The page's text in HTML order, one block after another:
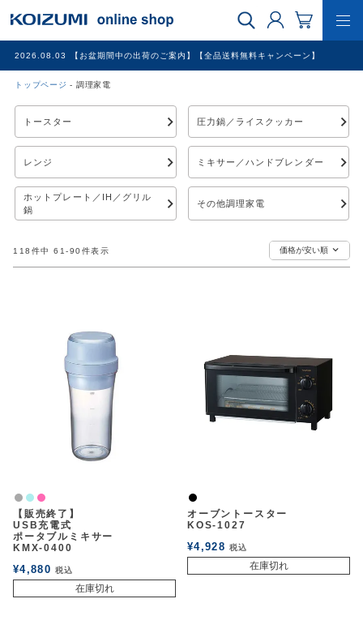
2026.08.03 【お盆期間中の出荷のご案内】【全品送料無料キャンペーン】
トップページ 調理家電
理美容家電
調理家電
その他
アウトレットSALE
ブログ
ログイン
お問い合わせ
トースター 圧力鍋／ライスクッカー
レンジ ミキサー／ハンドブレンダー
ホットプレート／IH／グリル
鍋
その他調理家電
価格が安い順
118 件中 61 -90件表示
グレーライトブルー
ピンク
【販売終了】
USB充電式
ポータブルミキサー
KMX-0400
¥4,880 税込
在庫切れ
黒
オーブントースター
KOS-1027
¥4,928 税込
在庫切れ